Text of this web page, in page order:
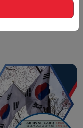
ngoài ngày càng
là tài liệu quan